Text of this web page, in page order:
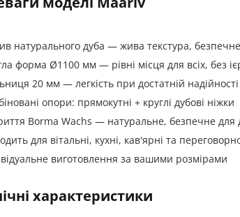
натурального дуба — жива текстура,
форма Ø1100 мм — рівні місця для всіх, без
20 мм — легкість при достатній надійності
опори: прямокутні + круглі дубові ніжки
Borma Wachs — натуральне, безпечне для
для вітальні, кухні, кав'ярні та
виготовлення за вашими розмірами
характеристики